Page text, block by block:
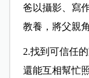
爸以攝影、寫
教養，將父親
2.找到可信任
還能互相幫忙